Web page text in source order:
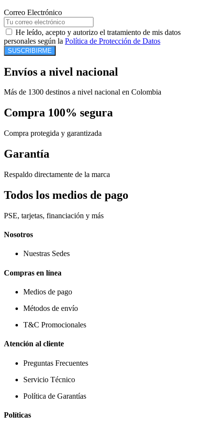
Correo Electrónico
He leído, acepto y autorizo el tratamiento de mis datos
personales según la Política de Protección de Datos
SUSCRIBIRME
Envíos a nivel nacional
Más de 1300 destinos a nivel nacional en Colombia
Compra 100% segura
Compra protegida y garantizada
Garantía
Respaldo directamente de la marca
Todos los medios de pago
PSE, tarjetas, financiación y más
Nosotros
Nuestras Sedes
Compras en línea
Medios de pago
Métodos de envío
T&C Promocionales
Atención al cliente
Preguntas Frecuentes
Servicio Técnico
Política de Garantías
Políticas